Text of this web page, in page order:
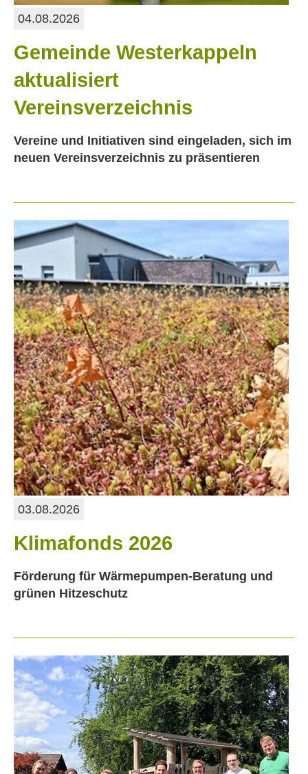
04.08.2026
Gemeinde Westerkappeln
aktualisiert
Vereinsverzeichnis
Vereine und Initiativen sind eingeladen, sich im
neuen Vereinsverzeichnis zu präsentieren
03.08.2026
Klimafonds 2026
Förderung für Wärmepumpen-Beratung und
grünen Hitzeschutz